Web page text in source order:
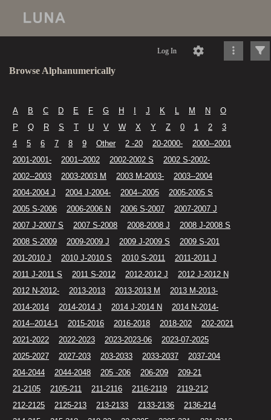
Log In
Browse Alphanumerically
A B C D E F G H J K L M N
O
P
Q R S T U V W X Y Z 0 1 2
3
4
5 6 7 8 9 Other 2 -20 20-2000-
2000--2001
2001-2001-
2001--2002 2002-2002 S
2002 S-2002-
2002--2003
2003-2003 M 2003 M-2003-
2003--2004
2004-2004 J
2004 J-2004- 2004--2005
2005-2005 S
2005 S-2006
2006-2006 N 2006 S-2007
2007-2007 J
2007 J-2007 S
2007 S-2008 2008-2008 J
2008 J-2008 S
2008 S-2009
2009-2009 J 2009 J-2009 S
2009 S-201
201-2010 J
2010 J-2010 S 2010 S-2011
2011-2011 J
2011 J-2011 S
2011 S-2012 2012-2012 J
2012 J-2012 N
2012 N-2012-
2013-2013 2013-2013 M
2013 M-2013-
2014-2014
2014-2014 J 2014 J-2014 N
2014 N-2014-
2014--2014-1
2015-2016 2016-2018 2018-202
202-2021
2021-2022
2022-2023 2023-2023-06
2023-07-2025
2025-2027
2027-203 203-2033 2033-2037
2037-204
204-2044
2044-2048 205 -206 206-209
209-21
21-2105
2105-211 211-2116 2116-2119
2119-212
212-2125
2125-213 213-2133 2133-2136
2136-214